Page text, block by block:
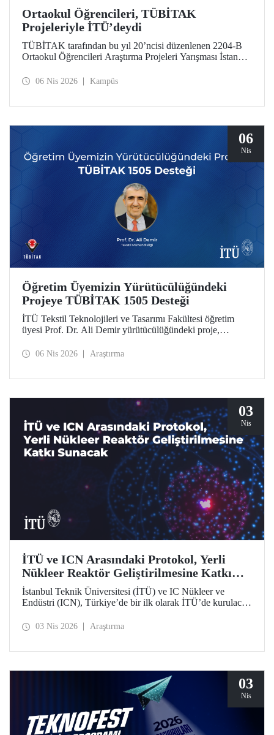
Ortaokul Öğrencileri, TÜBİTAK
Projeleriyle İTÜ’deydi
TÜBİTAK tarafından bu yıl 20’ncisi düzenlenen 2204-B
Ortaokul Öğrencileri Araştırma Projeleri Yarışması İstanbul
Üniversitesi ev sahipliği yaptı.
06 Nis 2026 Kampüs
06
Nis
Öğretim Üyemizin Yürütücülüğündeki
Projeye TÜBİTAK 1505 Desteği
İTÜ Tekstil Teknolojileri ve Tasarımı Fakültesi öğretim
üyesi Prof. Dr. Ali Demir yürütücülüğündeki proje,
Programı tarafından desteklenmeye hak kazandı.
06 Nis 2026 Araştırma
03
Nis
İTÜ ve ICN Arasındaki Protokol, Yerli
Nükleer Reaktör Geliştirilmesine Katkı
Sunacak
İstanbul Teknik Üniversitesi (İTÜ) ve IC Nükleer ve
Endüstri (ICN), Türkiye’de bir ilk olarak İTÜ’de kurulacak
sürecine katkı sağlayacak bir protokolü hayata geçirdi.
03 Nis 2026 Araştırma
03
Nis